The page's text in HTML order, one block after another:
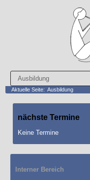
Aktuelle Seite: Ausbildung
nächste Termine
Keine Termine
Interner Bereich